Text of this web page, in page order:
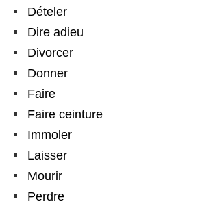
Dételer
Dire adieu
Divorcer
Donner
Faire
Faire ceinture
Immoler
Laisser
Mourir
Perdre